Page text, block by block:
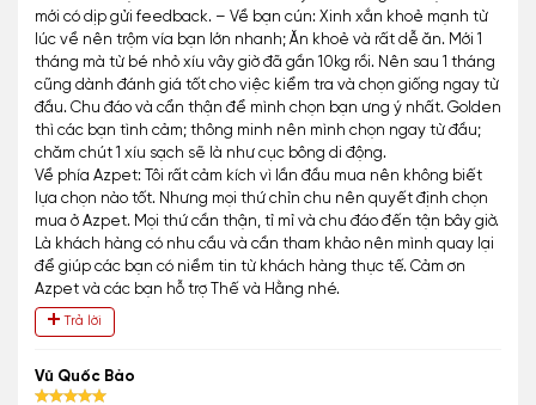
mới có dịp gửi feedback. – Về bạn cún: Xinh xắn khoẻ mạnh từ
lúc về nên trộm vía bạn lớn nhanh; Ăn khoẻ và rất dễ ăn. Mới 1
tháng mà từ bé nhỏ xíu vây giờ đã gần 10kg rồi. Nên sau 1 tháng
cũng dành đánh giá tốt cho việc kiểm tra và chọn giống ngay từ
đầu. Chu đáo và cẩn thận để mình chọn bạn ưng ý nhất. Golden
thì các bạn tình cảm; thông minh nên mình chọn ngay từ đầu;
chăm chút 1 xíu sạch sẽ là như cục bông di động.
Về phía Azpet: Tôi rất cảm kích vì lần đầu mua nên không biết
lựa chọn nào tốt. Nhưng mọi thứ chỉn chu nên quyết định chọn
mua ở Azpet. Mọi thứ cần thận, tỉ mỉ và chu đáo đến tận bây giờ.
Là khách hàng có nhu cầu và cần tham khảo nên mình quay lại
để giúp các bạn có niềm tin từ khách hàng thực tế. Cảm ơn
Azpet và các bạn hỗ trợ Thế và Hằng nhé.
Trả lời
Vũ Quốc Bảo